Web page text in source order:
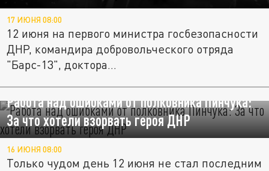
17 ИЮНЯ 08:00
12 июня на первого министра госбезопасности
ДНР, командира добровольческого отряда
"Барс-13", доктора...
Работа над ошибками от полковника Пинчука:
За что хотели взорвать героя ДНР
16 ИЮНЯ 08:00
Только чудом день 12 июня не стал последним